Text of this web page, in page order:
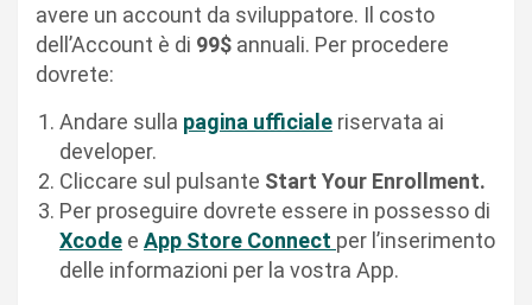
avere un account da sviluppatore. Il costo
dell’Account è di 99$ annuali. Per procedere
dovrete:
Andare sulla pagina ufficiale riservata ai
developer.
Cliccare sul pulsante Start Your Enrollment.
Per proseguire dovrete essere in possesso di
Xcode e App Store Connect per l’inserimento
delle informazioni per la vostra App.